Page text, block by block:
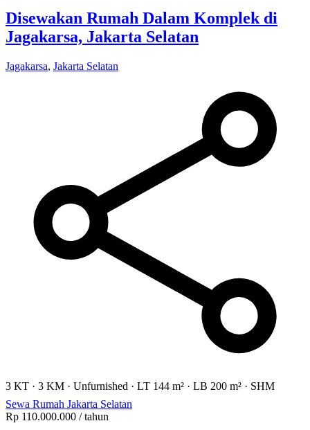
Disewakan Rumah Dalam Komplek di
Jagakarsa, Jakarta Selatan
Jagakarsa, Jakarta Selatan
3 KT · 3 KM · Unfurnished · LT 144 m² · LB 200 m² · SHM
Sewa Rumah Jakarta Selatan
Rp 110.000.000 / tahun